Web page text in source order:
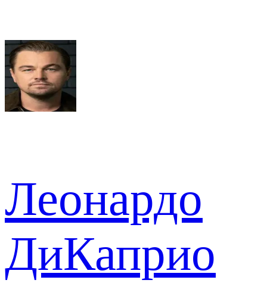
Леонардо
ДиКаприо